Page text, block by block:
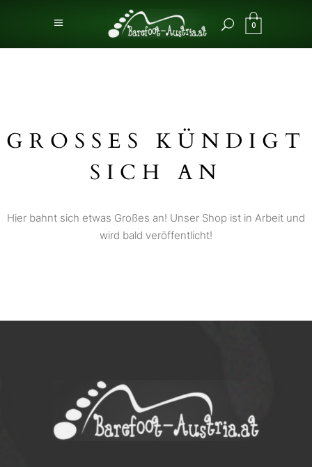
0
GROSSES KÜNDIGT S
ICH AN
Hier bahnt sich etwas Großes an! Unser Shop ist in Arbeit und
wird bald veröffentlicht!